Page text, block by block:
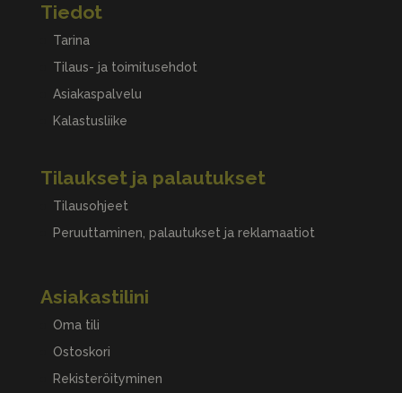
Tiedot
Tarina
Tilaus- ja toimitusehdot
Asiakaspalvelu
Kalastusliike
Tilaukset ja palautukset
Tilausohjeet
Peruuttaminen, palautukset ja reklamaatiot
Asiakastilini
Oma tili
Ostoskori
Rekisteröityminen